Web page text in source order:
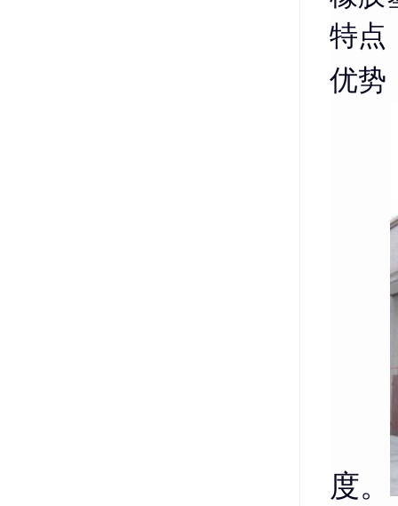
特点
优势
度。